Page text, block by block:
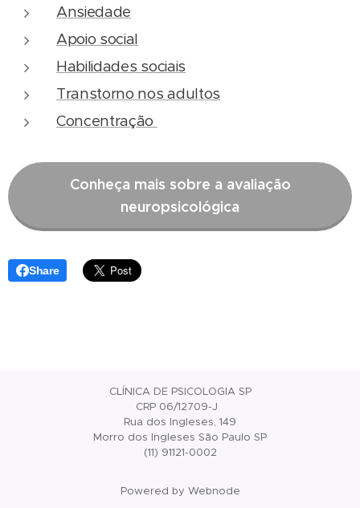
Ansiedade
Apoio social
Habilidades sociais
Transtorno nos adultos
Concentração
Conheça mais sobre a avaliação
neuropsicológica
Share
CLÍNICA DE PSICOLOGIA SP
CRP 06/12709-J
Rua dos Ingleses, 149
Morro dos Ingleses São Paulo SP
(11) 91121-0002
Powered by Webnode